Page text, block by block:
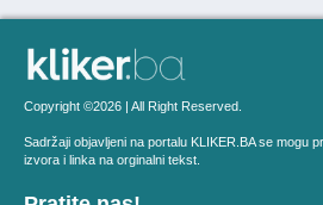
Copyright ©2026 | All Right Reserved.
Sadržaji objavljeni na portalu KLIKER.BA se mogu
izvora i linka na orginalni tekst.